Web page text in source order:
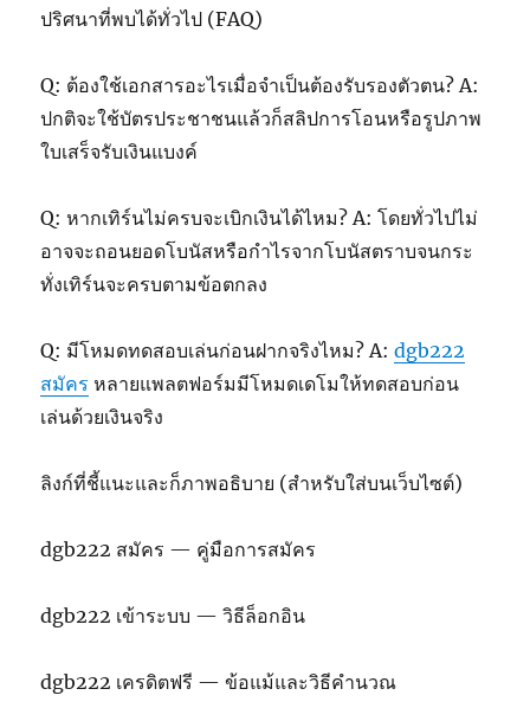
ปริศนาที่พบได้ทั่วไป (FAQ)
Q: ต้องใช้เอกสารอะไรเมื่อจำเป็นต้องรับรองตัวตน? A:
ปกติจะใช้บัตรประชาชนแล้วก็สลิปการโอนหรือรูปภาพ
ใบเสร็จรับเงินแบงค์
Q: หากเทิร์นไม่ครบจะเบิกเงินได้ไหม? A: โดยทั่วไปไม่
อาจจะถอนยอดโบนัสหรือกำไรจากโบนัสตราบจนกระ
ทั่งเทิร์นจะครบตามข้อตกลง
Q: มีโหมดทดสอบเล่นก่อนฝากจริงไหม? A:dgb222
สมัคร หลายแพลตฟอร์มมีโหมดเดโมให้ทดสอบก่อน
เล่นด้วยเงินจริง
ลิงก์ที่ชี้แนะและก็ภาพอธิบาย (สำหรับใส่บนเว็บไซต์)
dgb222 สมัคร — คู่มือการสมัคร
dgb222 เข้าระบบ — วิธีล็อกอิน
dgb222 เครดิตฟรี — ข้อแม้และวิธีคำนวณ